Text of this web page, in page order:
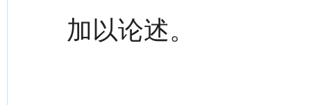
加以论述。